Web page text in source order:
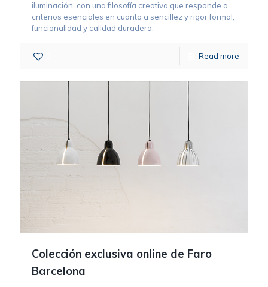
iluminación, con una filosofía creativa que responde a
criterios esenciales en cuanto a sencillez y rigor formal,
funcionalidad y calidad duradera.
Read more
Colección exclusiva online de Faro
Barcelona